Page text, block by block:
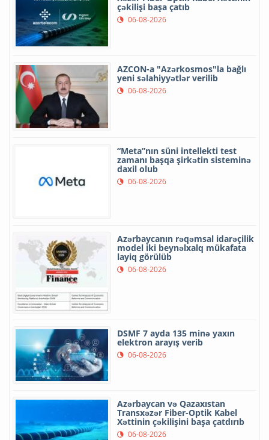
çəkilişi başa çatıb
06-08-2026
AZCON-a "Azərkosmos"la bağlı
yeni səlahiyyətlər verilib
06-08-2026
“Meta”nın süni intellekti test
zamanı başqa şirkətin sisteminə
daxil olub
06-08-2026
Azərbaycanın rəqəmsal idarəçilik
model iki beynəlxalq mükafata
layiq görülüb
06-08-2026
DSMF 7 ayda 135 minə yaxın
elektron arayış verib
06-08-2026
Azərbaycan və Qazaxıstan
Transxəzər Fiber-Optik Kabel
Xəttinin çəkilişini başa çatdırıb
06-08-2026